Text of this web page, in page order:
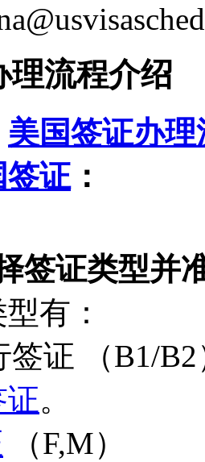
理流程介绍
美国签证办理
签证：
签证类型并
有：
签证 （B1/
。
（F,M）